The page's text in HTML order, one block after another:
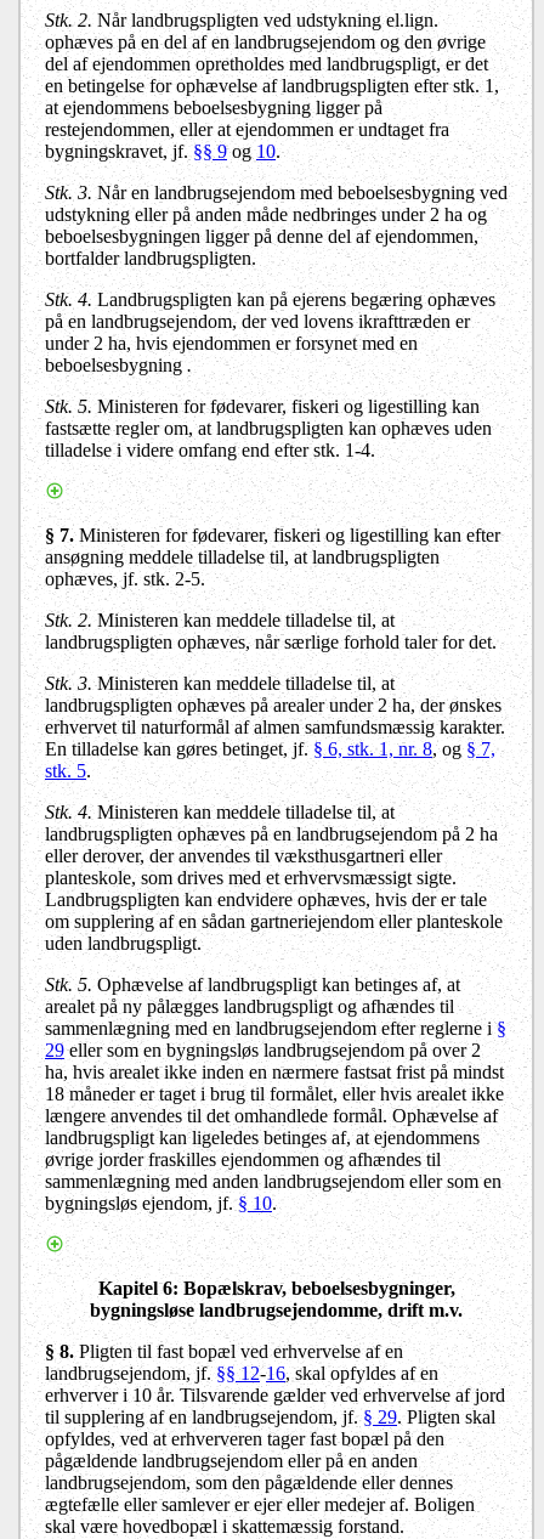
Stk. 2. Når landbrugspligten ved udstykning el.lign.
ophæves på en del af en landbrugsejendom og den øvrige
del af ejendommen opretholdes med landbrugspligt, er det
en betingelse for ophævelse af landbrugspligten efter stk. 1,
at ejendommens beboelsesbygning ligger på
restejendommen, eller at ejendommen er undtaget fra
bygningskravet, jf. §§ 9og 10.
Stk. 3. Når en landbrugsejendom med beboelsesbygning ved
udstykning eller på anden måde nedbringes under 2 ha og
beboelsesbygningen ligger på denne del af ejendommen,
bortfalder landbrugspligten.
Stk. 4. Landbrugspligten kan på ejerens begæring ophæves
på en landbrugsejendom, der ved lovens ikrafttræden er
under 2 ha, hvis ejendommen er forsynet med en
beboelsesbygning .
Stk. 5. Ministeren for fødevarer, fiskeri og ligestilling kan
fastsætte regler om, at landbrugspligten kan ophæves uden
tilladelse i videre omfang end efter stk. 1-4.
§ 7. Ministeren for fødevarer, fiskeri og ligestilling kan efter
ansøgning meddele tilladelse til, at landbrugspligten
ophæves, jf. stk. 2-5.
Stk. 2. Ministeren kan meddele tilladelse til, at
landbrugspligten ophæves, når særlige forhold taler for det.
Stk. 3. Ministeren kan meddele tilladelse til, at
landbrugspligten ophæves på arealer under 2 ha, der ønskes
erhvervet til naturformål af almen samfundsmæssig karakter.
En tilladelse kan gøres betinget, jf. § 6, stk. 1, nr. 8, og§ 7,
stk. 5.
Stk. 4. Ministeren kan meddele tilladelse til, at
landbrugspligten ophæves på en landbrugsejendom på 2 ha
eller derover, der anvendes til væksthusgartneri eller
planteskole, som drives med et erhvervsmæssigt sigte.
Landbrugspligten kan endvidere ophæves, hvis der er tale
om supplering af en sådan gartneriejendom eller planteskole
uden landbrugspligt.
Stk. 5. Ophævelse af landbrugspligt kan betinges af, at
arealet på ny pålægges landbrugspligt og afhændes til
sammenlægning med en landbrugsejendom efter reglerne i§
29eller som en bygningsløs landbrugsejendom på over 2
ha, hvis arealet ikke inden en nærmere fastsat frist på mindst
18 måneder er taget i brug til formålet, eller hvis arealet ikke
længere anvendes til det omhandlede formål. Ophævelse af
landbrugspligt kan ligeledes betinges af, at ejendommens
øvrige jorder fraskilles ejendommen og afhændes til
sammenlægning med anden landbrugsejendom eller som en
bygningsløs ejendom, jf.§ 10.
Kapitel 6: Bopælskrav, beboelsesbygninger,
bygningsløse landbrugsejendomme, drift m.v.
§ 8. Pligten til fast bopæl ved erhvervelse af en
landbrugsejendom, jf. §§ 12-16, skal opfyldes af en
erhverver i 10 år. Tilsvarende gælder ved erhvervelse af jord
til supplering af en landbrugsejendom, jf.§ 29. Pligten skal
opfyldes, ved at erhververen tager fast bopæl på den
pågældende landbrugsejendom eller på en anden
landbrugsejendom, som den pågældende eller dennes
ægtefælle eller samlever er ejer eller medejer af. Boligen
skal være hovedbopæl i skattemæssig forstand.